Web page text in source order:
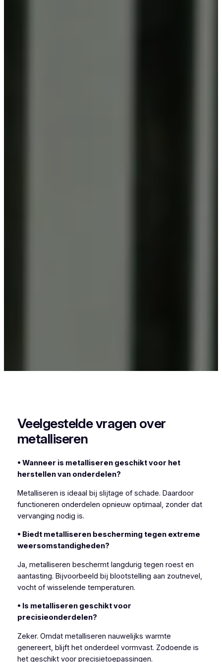
Veelgestelde vragen over
metalliseren
• Wanneer is metalliseren geschikt voor het
herstellen van onderdelen?
Metalliseren is ideaal bij slijtage of schade. Daardoor
functioneren onderdelen opnieuw optimaal, zonder dat
vervanging nodig is.
• Biedt metalliseren bescherming tegen extreme
weersomstandigheden?
Ja, metalliseren beschermt langdurig tegen roest en
aantasting. Bijvoorbeeld bij blootstelling aan zoutnevel,
vocht of wisselende temperaturen.
• Is metalliseren geschikt voor
precisieonderdelen?
Zeker. Omdat metalliseren nauwelijks warmte
genereert, blijft het onderdeel vormvast. Zodoende is
het geschikt voor precisietoepassingen.